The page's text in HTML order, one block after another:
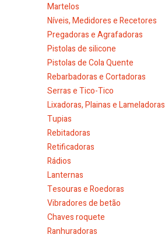
Martelos
Níveis, Medidores e Recetores
Pregadoras e Agrafadoras
Pistolas de silicone
Pistolas de Cola Quente
Rebarbadoras e Cortadoras
Serras e Tico-Tico
Lixadoras, Plainas e Lameladoras
Tupias
Rebitadoras
Retificadoras
Rádios
Lanternas
Tesouras e Roedoras
Vibradores de betão
Chaves roquete
Ranhuradoras